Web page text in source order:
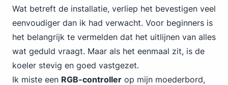
Wat betreft de installatie, verliep het bevestigen veel
eenvoudiger dan ik had verwacht. Voor beginners is
het belangrijk te vermelden dat het uitlijnen van alles
wat geduld vraagt. Maar als het eenmaal zit, is de
koeler stevig en goed vastgezet.
Ik miste een RGB-controller op mijn moederbord,